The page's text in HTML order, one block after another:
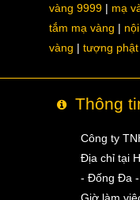
vàng 9999
mạ
tắm mạ vàng
vàng
tượng
Thông
Công ty
Địa chỉ tại
- Đống Đa -
Giờ làm